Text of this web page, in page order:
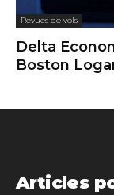
Revues de vols
Delta
Boston
Articles